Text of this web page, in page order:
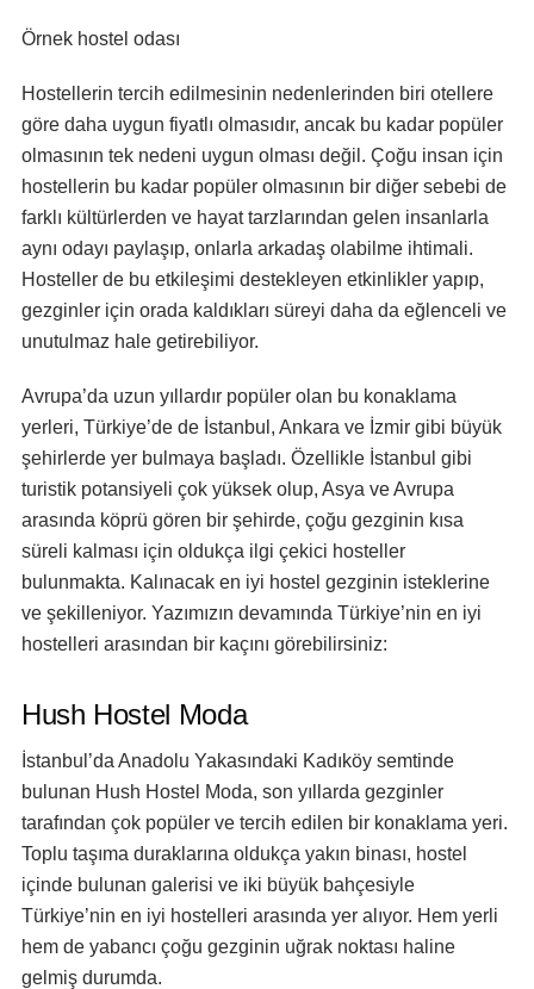
Örnek hostel odası
Hostellerin tercih edilmesinin nedenlerinden biri otellere
göre daha uygun fiyatlı olmasıdır, ancak bu kadar popüler
olmasının tek nedeni uygun olması değil. Çoğu insan için
hostellerin bu kadar popüler olmasının bir diğer sebebi de
farklı kültürlerden ve hayat tarzlarından gelen insanlarla
aynı odayı paylaşıp, onlarla arkadaş olabilme ihtimali.
Hosteller de bu etkileşimi destekleyen etkinlikler yapıp,
gezginler için orada kaldıkları süreyi daha da eğlenceli ve
unutulmaz hale getirebiliyor.
Avrupa’da uzun yıllardır popüler olan bu konaklama
yerleri, Türkiye’de de İstanbul, Ankara ve İzmir gibi büyük
şehirlerde yer bulmaya başladı. Özellikle İstanbul gibi
turistik potansiyeli çok yüksek olup, Asya ve Avrupa
arasında köprü gören bir şehirde, çoğu gezginin kısa
süreli kalması için oldukça ilgi çekici hosteller
bulunmakta. Kalınacak en iyi hostel gezginin isteklerine
ve şekilleniyor. Yazımızın devamında Türkiye’nin en iyi
hostelleri arasından bir kaçını görebilirsiniz:
Hush Hostel Moda
İstanbul’da Anadolu Yakasındaki Kadıköy semtinde
bulunan Hush Hostel Moda, son yıllarda gezginler
tarafından çok popüler ve tercih edilen bir konaklama yeri.
Toplu taşıma duraklarına oldukça yakın binası, hostel
içinde bulunan galerisi ve iki büyük bahçesiyle
Türkiye’nin en iyi hostelleri arasında yer alıyor. Hem yerli
hem de yabancı çoğu gezginin uğrak noktası haline
gelmiş durumda.